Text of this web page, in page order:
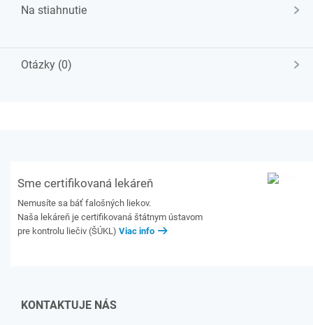
Na stiahnutie
Otázky (0)
Sme certifikovaná lekáreň
Nemusíte sa báť falošných liekov.
Naša lekáreň je certifikovaná štátnym ústavom
pre kontrolu liečiv (ŠÚKL) Viac info
KONTAKTUJE NÁS